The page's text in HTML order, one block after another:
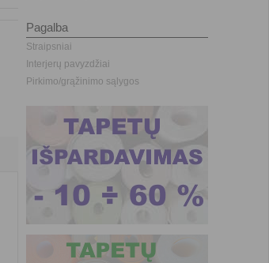
Pagalba
Straipsniai
Interjerų pavyzdžiai
Pirkimo/grąžinimo sąlygos